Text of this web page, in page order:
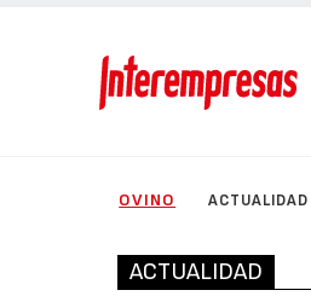
OVINO ACTUALIDAD
ACTUALIDAD